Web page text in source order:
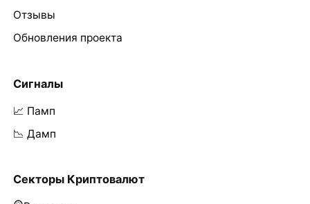
Отзывы
Обновления проекта
Сигналы
📈 Памп
📉 Дамп
Секторы Криптовалют